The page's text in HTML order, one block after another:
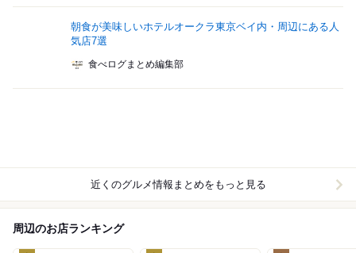
朝食が美味しいホテルオークラ東京ベイ内・周辺にある人
気店7選
食べログまとめ編集部
近くのグルメ情報まとめをもっと見る
周辺のお店ランキング